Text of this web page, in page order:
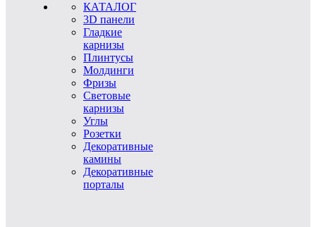
КАТАЛОГ
3D панели
Гладкие
карнизы
Плинтусы
Молдинги
Фризы
Световые
карнизы
Углы
Розетки
Декоративные
камины
Декоративные
порталы